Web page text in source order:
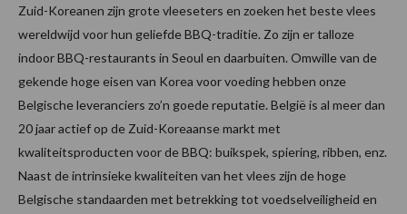
Zuid-Koreanen zijn grote vleeseters en zoeken het beste vlees
wereldwijd voor hun geliefde BBQ-traditie. Zo zijn er talloze
indoor BBQ-restaurants in Seoul en daarbuiten. Omwille van de
gekende hoge eisen van Korea voor voeding hebben onze
Belgische leveranciers zo’n goede reputatie. België is al meer dan
20 jaar actief op de Zuid-Koreaanse markt met
kwaliteitsproducten voor de BBQ: buikspek, spiering, ribben, enz.
Naast de intrinsieke kwaliteiten van het vlees zijn de hoge
Belgische standaarden met betrekking tot voedselveiligheid en